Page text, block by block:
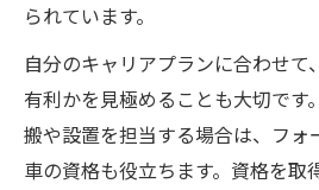
られています。
自分のキャリアプランに合わせて
有利かを見極めることも大切です
搬や設置を担当する場合は、フォ
車の資格も役立ちます。資格を取